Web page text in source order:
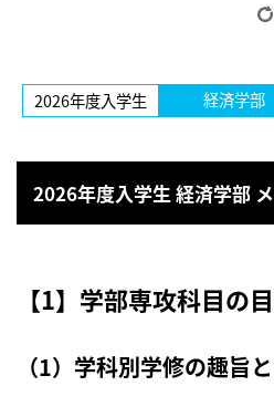
2026年度入学生 経済学部
2026年度入学生 経済学部
【1】学部専攻科目の
（1）学科別学修の趣旨